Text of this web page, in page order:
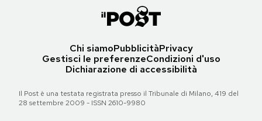
Chi siamoPubblicitàPrivacy
Gestisci le preferenzeCondizioni d'uso
Dichiarazione di accessibilità
Il Post è una testata registrata presso il Tribunale di Milano, 419 del
28 settembre 2009 - ISSN 2610-9980